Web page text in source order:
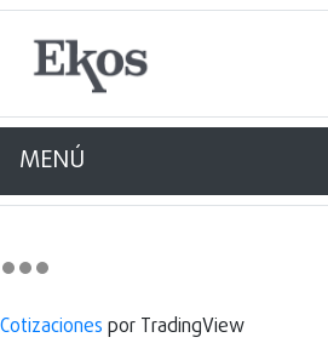
MENÚ
Cotizaciones por TradingView